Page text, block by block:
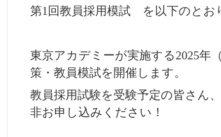
第1回教員採用模試 を以下のとお
東京アカデミーが実施する2025年
策・教員模試を開催します。
教員採用試験を受験予定の皆さん
非お申し込みください！